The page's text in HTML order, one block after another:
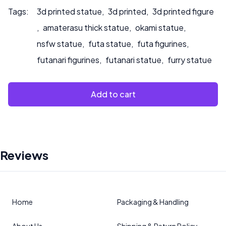
Tags: 3d printed statue, 3d printed, 3d printed figure
, amaterasu thick statue, okami statue,
nsfw statue, futa statue, futa figurines,
futanari figurines, futanari statue, furry statue
Add to cart
Reviews
Home Packaging & Handling